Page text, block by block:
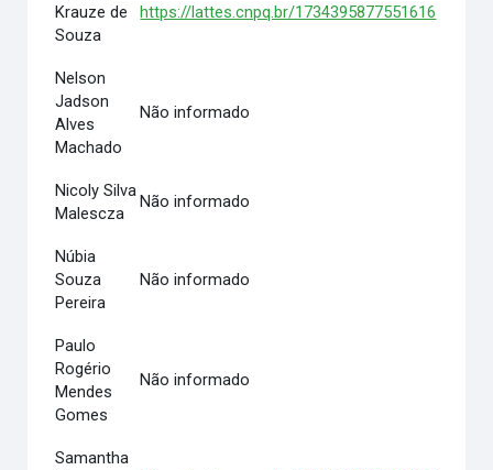
Krauze de
Souza
https://lattes.cnpq.br/1734395877551616
Nelson
Jadson
Alves
Machado
Não informado
Nicoly Silva
Malescza
Não informado
Núbia
Souza
Pereira
Não informado
Paulo
Rogério
Mendes
Gomes
Não informado
Samantha